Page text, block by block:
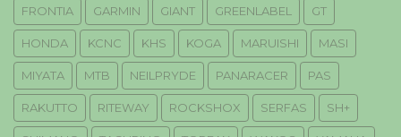
FRONTIA GARMIN GIANT GREENLABEL GT
HONDA KCNC KHS KOGA MARUISHI MASI
MIYATA MTB NEILPRYDE PANARACER PAS
RAKUTTO RITEWAY ROCKSHOX SERFAS SH+